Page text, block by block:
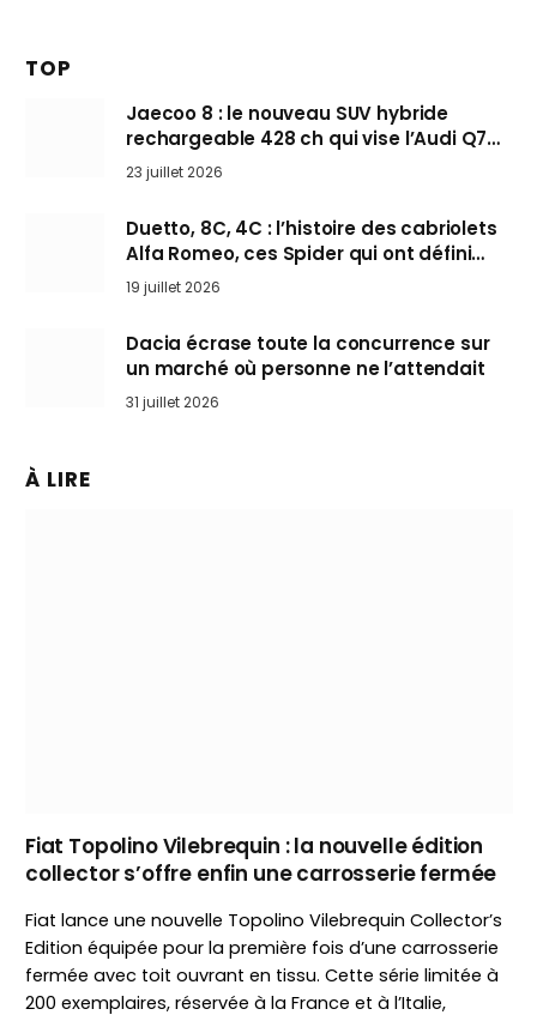
TOP
Jaecoo 8 : le nouveau SUV hybride
rechargeable 428 ch qui vise l’Audi Q7
arrive en Europe cet automne
23 juillet 2026
Duetto, 8C, 4C : l’histoire des cabriolets
Alfa Romeo, ces Spider qui ont défini
l’art de rouler cheveux au vent
19 juillet 2026
Dacia écrase toute la concurrence sur
un marché où personne ne l’attendait
31 juillet 2026
À LIRE
Fiat Topolino Vilebrequin : la nouvelle édition
collector s’offre enfin une carrosserie fermée
Fiat lance une nouvelle Topolino Vilebrequin Collector’s
Edition équipée pour la première fois d’une carrosserie
fermée avec toit ouvrant en tissu. Cette série limitée à
200 exemplaires, réservée à la France et à l’Italie,